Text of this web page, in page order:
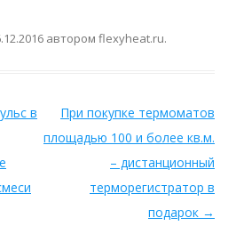
автором flexyheat.ru.
в
При покупке термоматов
площадью 100 и более кв.м.
– дистанционный
терморегистратор в
подарок →